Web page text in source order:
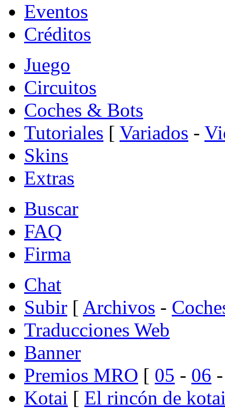
Eventos
Créditos
Juego
Circuitos
Coches & Bots
Tutoriales [ Variados -
Skins
Extras
Buscar
FAQ
Firma
Chat
Subir [ Archivos -
Traducciones Web
Banner
Premios MRO [ 05 - 06
Kotai [ El rincón de